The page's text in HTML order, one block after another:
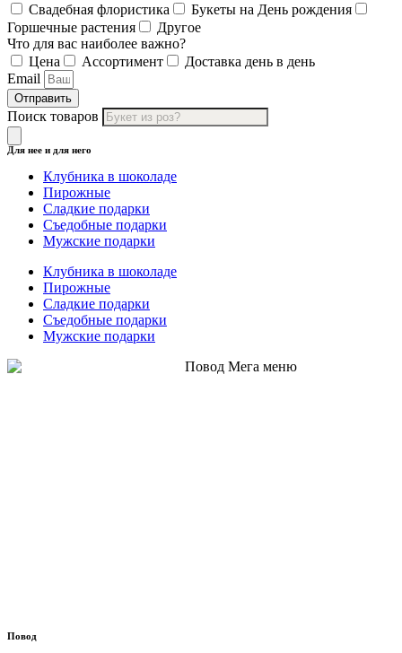
Свадебная флористика
Букеты на День рождения
Горшечные растения
Другое
Что для вас наиболее важно?
Цена
Ассортимент
Доставка день в день
Email
Отправить
Поиск товаров
Для нее и для него
Клубника в шоколаде
Пирожные
Сладкие подарки
Съедобные подарки
Мужские подарки
Клубника в шоколаде
Пирожные
Сладкие подарки
Съедобные подарки
Мужские подарки
Повод